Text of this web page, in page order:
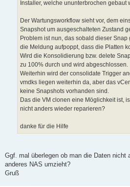
Installer, welche ununterbrochen gebaut
Der Wartungsworkflow sieht vor, dem
Snapshot um ausgeschalteten Zustand
Problem ist nun, das sobald dieser
die Meldung aufpoppt, dass die Platten
Wird die Konsolidierung bzw. delete
zu 100% durch und wird abgeschlossen.
Weiterhin wird der consolidate Trigger
vmdks liegen weiterhin da, aber das
keine Snapshots vorhanden sind.
Das die VM clonen eine Möglichkeit ist,
nicht anders wieder reparieren?
danke für die Hilfe
Ggf. mal überlegen ob man die Daten nicht
anderes NAS umzieht?
Gruß